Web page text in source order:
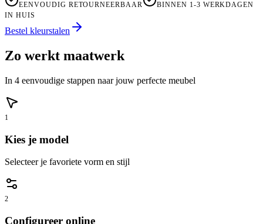
EENVOUDIG RETOURNEERBAAR
BINNEN 1-3 WERKDAGEN
IN HUIS
Bestel kleurstalen
Zo werkt maatwerk
In 4 eenvoudige stappen naar jouw perfecte meubel
1
Kies je model
Selecteer je favoriete vorm en stijl
2
Configureer online